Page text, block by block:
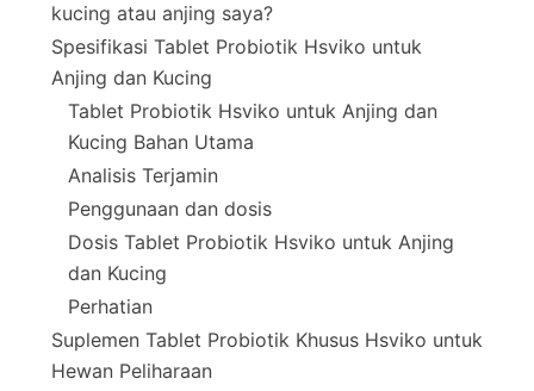
kucing atau anjing saya?
Spesifikasi Tablet Probiotik Hsviko untuk
Anjing dan Kucing
Tablet Probiotik Hsviko untuk Anjing dan
Kucing Bahan Utama
Analisis Terjamin
Penggunaan dan dosis
Dosis Tablet Probiotik Hsviko untuk Anjing
dan Kucing
Perhatian
Suplemen Tablet Probiotik Khusus Hsviko untuk
Hewan Peliharaan